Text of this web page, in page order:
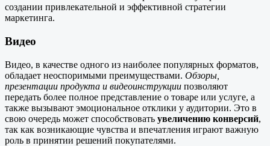
создании привлекательной и эффективной стратегии
маркетинга.
Видео
Видео, в качестве одного из наиболее популярных форматов,
обладает неоспоримыми преимуществами. Обзоры,
презентации продукта и видеоинструкции позволяют
передать более полное представление о товаре или услуге, а
также вызывают эмоциональное отклики у аудитории. Это в
свою очередь может способствовать увеличению конверсий,
так как возникающие чувства и впечатления играют важную
роль в принятии решений покупателями.